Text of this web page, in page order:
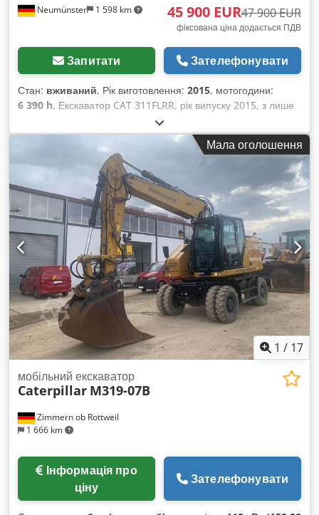
Neumünster 1 598 km 45 900 EUR47 900 EUR
фіксована ціна додається ПДВ
Запитати Зателефонувати
Стан: вживаний, Рік виготовлення: 2015, мотогодини:
6 390 h, Екскаватор CAT 311FLRR, рік випуску 2015, з лише
6390 годинами напрацьованого часу! ---- * Виробник: CAT *
Модель: 311FL RR * Рік випуску: 2015 * Напрацьовані
години: приблизно 6390 * Останнє технічне
обслуговування: приблизно 5960 годин * У комплекті:
гідравлічний механізм швидкої заміни CW20 * У комплекті:
гідравлічний відвал * Країна походження: Німеччина *
Перший власник * Гумові подушки * Відвал * Кондиціонер *
Камера заднього виду * Зі встановленими трубопроводами
* Гарний стан! * Ходова частина: приблизно 40-50% *
Додаткові фотографії та відео за запитом (WhatsApp Ерік) *
Ціна: 45 900 євро, без ПДВ + 19% ПДВ. Cjdpfx Aey Sdlzjhijrf
---- З будь-якими запитаннями звертайтеся за телефоном:
Ерік Кортум: WhatsApp ?Уся інформація надається без
гарантій, можливі помилки та продаж третьій особі.?
Мала оголошення
1 / 17
Zimmern ob Rottweil
1 666 km
мобільний екскаватор
Caterpillar M319-07B
ціну
Зателефонувати